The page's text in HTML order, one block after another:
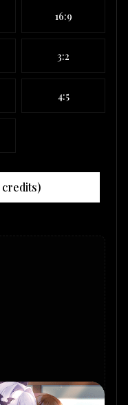
16:9
3:2
4:5
credits)